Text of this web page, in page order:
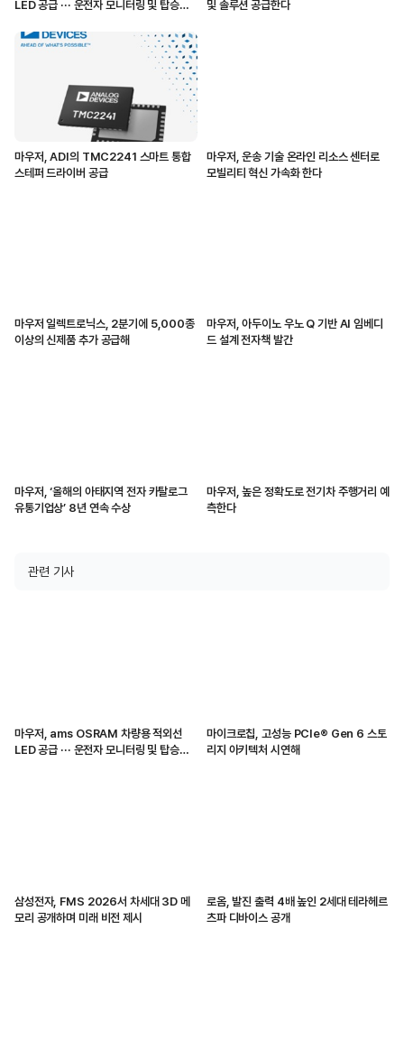
LED 공급 ··· 운전자 모니터링 및 탑승자
및 솔루션 공급한다
마우저, ADI의 TMC2241 스마트 통합
스테퍼 드라이버 공급
마우저, 운송 기술 온라인 리소스 센터로
모빌리티 혁신 가속화 한다
마우저 일렉트로닉스, 2분기에 5,000종
이상의 신제품 추가 공급해
마우저, 아두이노 우노 Q 기반 AI 임베디
드 설계 전자책 발간
마우저, ‘올해의 아태지역 전자 카탈로그
유통기업상’ 8년 연속 수상
마우저, 높은 정확도로 전기차 주행거리 예
측한다
관련 기사
마우저, ams OSRAM 차량용 적외선
LED 공급 ··· 운전자 모니터링 및 탑승자
마이크로칩, 고성능 PCIe® Gen 6 스토
리지 아키텍처 시연해
삼성전자, FMS 2026서 차세대 3D 메
모리 공개하며 미래 비전 제시
로옴, 발진 출력 4배 높인 2세대 테라헤르
츠파 디바이스 공개